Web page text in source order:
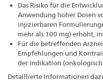
Das Risiko für die
Anwendung hoher Dosen
injizierbaren
mehr als 100 mg) erhöht,
Für die betreffenden
Empfehlungen und
der Indikation (onkologisch
Detaillierte Informationen